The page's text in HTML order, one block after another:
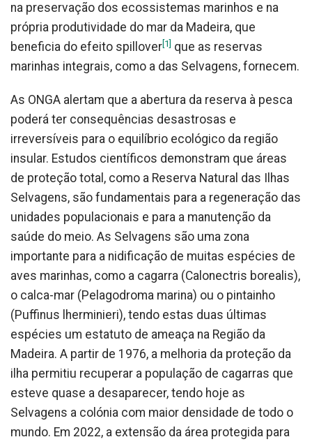
na preservação dos ecossistemas marinhos e na
própria produtividade do mar da Madeira, que
beneficia do efeito spillover [1]
que as reservas
marinhas integrais, como a das Selvagens, fornecem.
As ONGA alertam que a abertura da reserva à pesca
poderá ter consequências desastrosas e
irreversíveis para o equilíbrio ecológico da região
insular. Estudos científicos demonstram que áreas
de proteção total, como a Reserva Natural das Ilhas
Selvagens, são fundamentais para a regeneração das
unidades populacionais e para a manutenção da
saúde do meio. As Selvagens são uma zona
importante para a nidificação de muitas espécies de
aves marinhas, como a cagarra (Calonectris borealis),
o calca-mar (Pelagodroma marina) ou o pintainho
(Puffinus lherminieri), tendo estas duas últimas
espécies um estatuto de ameaça na Região da
Madeira. A partir de 1976, a melhoria da proteção da
ilha permitiu recuperar a população de cagarras que
esteve quase a desaparecer, tendo hoje as
Selvagens a colónia com maior densidade de todo o
mundo. Em 2022, a extensão da área protegida para